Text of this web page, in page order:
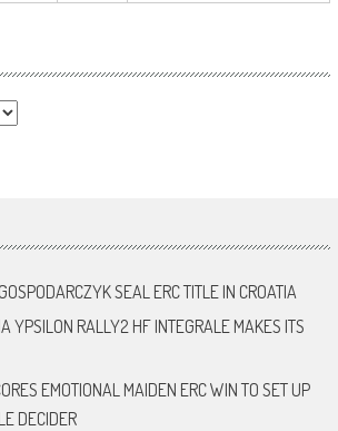
SEAL ERC TITLE IN CROATIA
YPSILON RALLY2 HF INTEGRALE MAKES ITS
EMOTIONAL MAIDEN ERC WIN TO SET UP
DECIDER